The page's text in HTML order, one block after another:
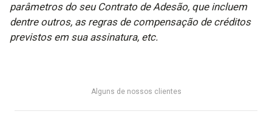
parâmetros do seu Contrato de Adesão, que incluem
dentre outros, as regras de compensação de créditos
previstos em sua assinatura, etc.
Alguns de nossos clientes